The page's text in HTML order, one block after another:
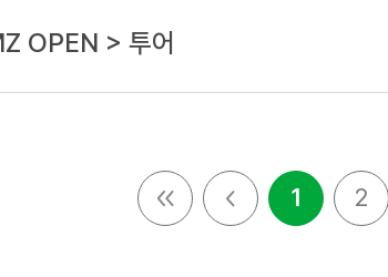
OPEN > 투어
1 2